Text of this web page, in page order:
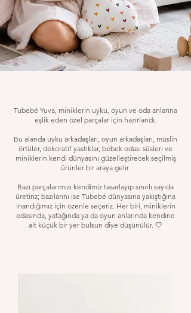
Tubebé Yuva, miniklerin uyku, oyun ve oda anlarına
eşlik eden özel parçalar için hazırlandı.
Bu alanda uyku arkadaşları, oyun arkadaşları, müslin
örtüler, dekoratif yastıklar, bebek odası süsleri ve
miniklerin kendi dünyasını güzelleştirecek seçilmiş
ürünler bir araya gelir.
Bazı parçalarımızı kendimiz tasarlayıp sınırlı sayıda
üretiriz; bazılarını ise Tubebé dünyasına yakıştığına
inandığımız için özenle seçeriz. Her biri, miniklerin
odasında, yatağında ya da oyun anlarında kendine
ait küçük bir yer bulsun diye düşünülür. 🤍